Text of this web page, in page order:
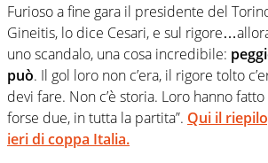
Furioso a fine gara il presidente del Torino
Gineitis, lo dice Cesari, e sul
uno scandalo, una cosa incredibile:
può. Il gol loro non c’era, il rigore tolto
devi fare. Non c’è storia. Loro hanno
forse due, in tutta la partita”. Qui il
ieri di coppa Italia.